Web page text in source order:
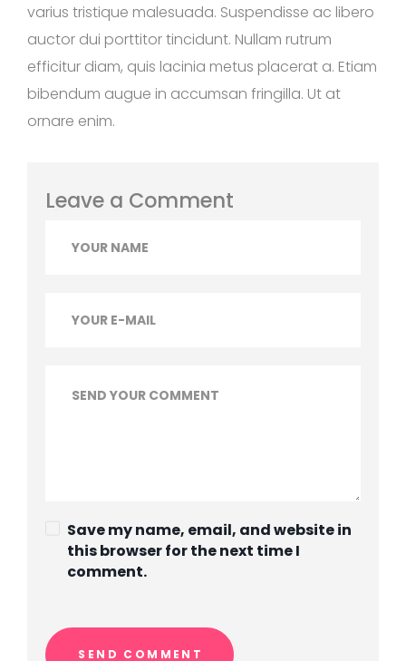
varius tristique malesuada. Suspendisse ac libero
auctor dui porttitor tincidunt. Nullam rutrum
efficitur diam, quis lacinia metus placerat a. Etiam
bibendum augue in accumsan fringilla. Ut at
ornare enim.
Leave a Comment
Save my name, email, and website in
this browser for the next time I
comment.